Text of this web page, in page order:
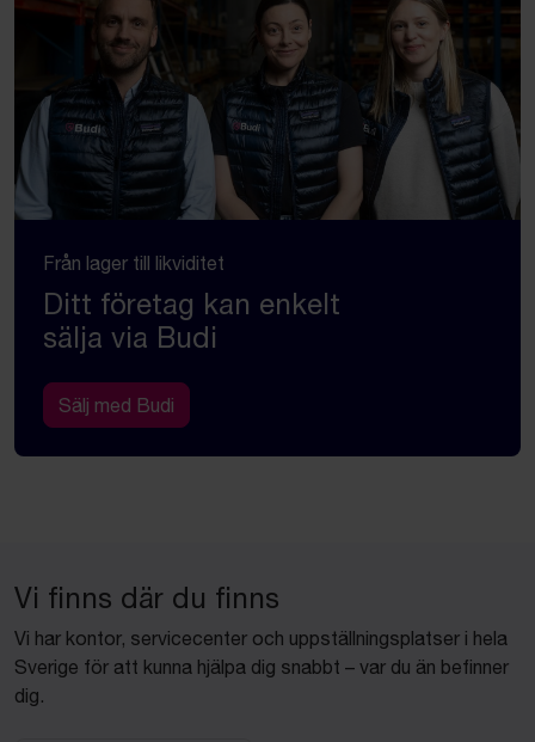
Från lager till likviditet
Ditt företag kan enkelt
sälja via Budi
Sälj med Budi
Vi finns där du finns
Vi har kontor, servicecenter och uppställningsplatser i hela
Sverige för att kunna hjälpa dig snabbt – var du än befinner
dig.